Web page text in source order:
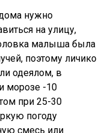
нужно
на улицу,
малыша была
поэтому личико
одеялом, в
морозе -10
при 25-30
погоду
смесь или